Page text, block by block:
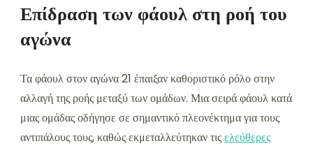
Επίδραση των φάουλ στη ροή του
αγώνα
Τα φάουλ στον αγώνα 21 έπαιξαν καθοριστικό ρόλο στην
αλλαγή της ροής μεταξύ των ομάδων. Μια σειρά φάουλ κατά
μιας ομάδας οδήγησε σε σημαντικό πλεονέκτημα για τους
αντιπάλους τους, καθώς εκμεταλλεύτηκαν τιςελεύθερες